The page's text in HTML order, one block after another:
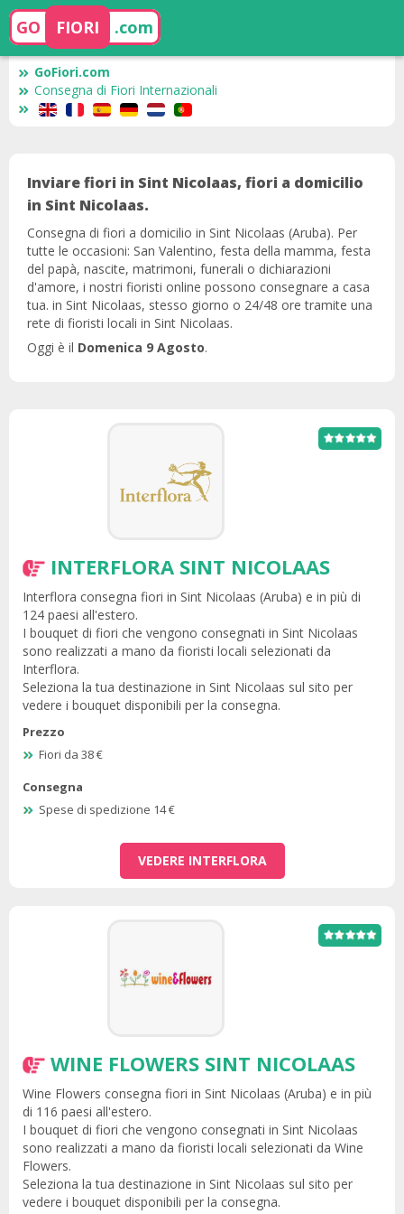
GO FIORI .com
GoFiori.com
Consegna di Fiori Internazionali
Inviare fiori in Sint Nicolaas, fiori a domicilio
in Sint Nicolaas.
Consegna di fiori a domicilio in Sint Nicolaas (Aruba). Per
tutte le occasioni: San Valentino, festa della mamma, festa
del papà, nascite, matrimoni, funerali o dichiarazioni
d'amore, i nostri fioristi online possono consegnare a casa
tua. in Sint Nicolaas, stesso giorno o 24/48 ore tramite una
rete di fioristi locali in Sint Nicolaas.
Oggi è il Domenica 9 Agosto.
INTERFLORA SINT NICOLAAS
Interflora consegna fiori in Sint Nicolaas (Aruba) e in più di
124 paesi all'estero.
I bouquet di fiori che vengono consegnati in Sint Nicolaas
sono realizzati a mano da fioristi locali selezionati da
Interflora.
Seleziona la tua destinazione in Sint Nicolaas sul sito per
vedere i bouquet disponibili per la consegna.
Prezzo
Fiori da 38 €
Consegna
Spese di spedizione 14 €
VEDERE INTERFLORA
WINE FLOWERS SINT NICOLAAS
Wine Flowers consegna fiori in Sint Nicolaas (Aruba) e in più
di 116 paesi all'estero.
I bouquet di fiori che vengono consegnati in Sint Nicolaas
sono realizzati a mano da fioristi locali selezionati da Wine
Flowers.
Seleziona la tua destinazione in Sint Nicolaas sul sito per
vedere i bouquet disponibili per la consegna.